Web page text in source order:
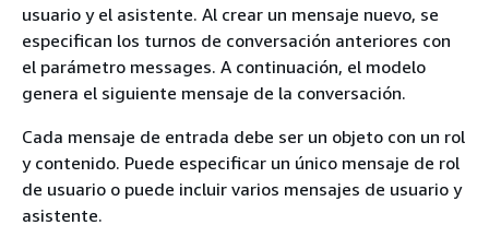
usuario y el asistente. Al crear un mensaje nuevo, se
especifican los turnos de conversación anteriores con
el parámetro messages. A continuación, el modelo
genera el siguiente mensaje de la conversación.
Cada mensaje de entrada debe ser un objeto con un rol
y contenido. Puede especificar un único mensaje de rol
de usuario o puede incluir varios mensajes de usuario y
asistente.